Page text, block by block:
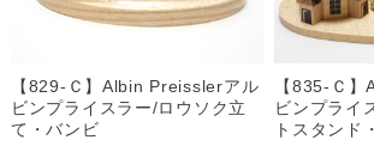
【829-Ｃ】Albin Preisslerアル
ビンプライスラー/ロウソク立
て・バンビ
【835-Ｃ
ビンプライ
トスタンド